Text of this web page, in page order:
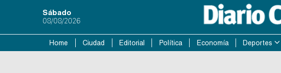
Sábado
08/08/2026
Home Ciudad Editorial Política Economía Deportes